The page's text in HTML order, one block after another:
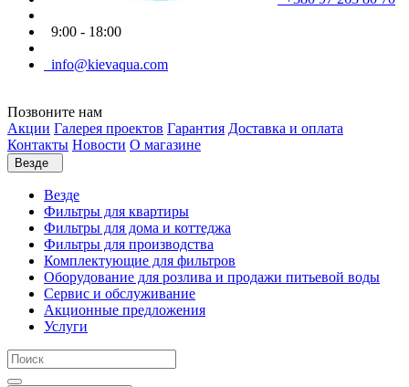
9:00 - 18:00
info@kievaqua.com
Позвоните нам
Акции Галерея проектов Гарантия Доставка и оплата
Контакты Новости О магазине
Везде
Везде
Фильтры для квартиры
Фильтры для дома и коттеджа
Фильтры для производства
Комплектующие для фильтров
Оборудование для розлива и продажи питьевой воды
Сервис и обслуживание
Акционные предложения
Услуги